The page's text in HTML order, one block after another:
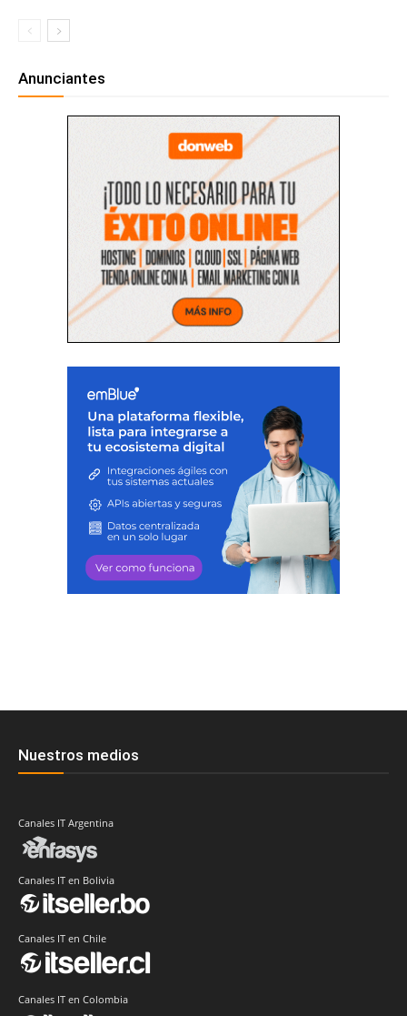
Anunciantes
Nuestros medios
Canales IT Argentina
Canales IT en Bolivia
Canales IT en Chile
Canales IT en Colombia